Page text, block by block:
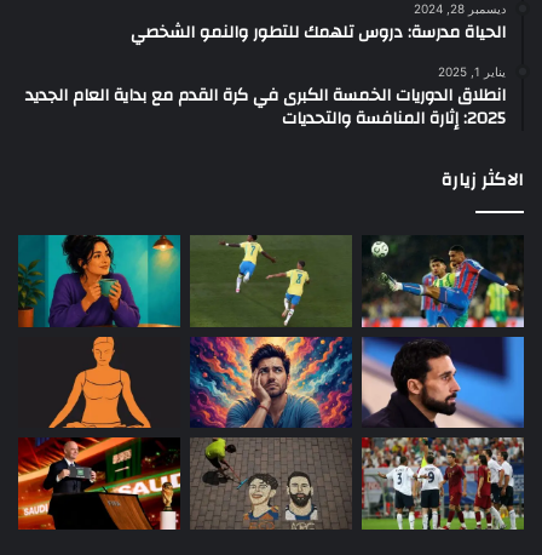
ديسمبر 28, 2024
الحياة مدرسة: دروس تلهمك للتطور والنمو الشخصي
يناير 1, 2025
انطلاق الدوريات الخمسة الكبرى في كرة القدم مع بداية العام الجديد
2025: إثارة المنافسة والتحديات
الاكثر زيارة